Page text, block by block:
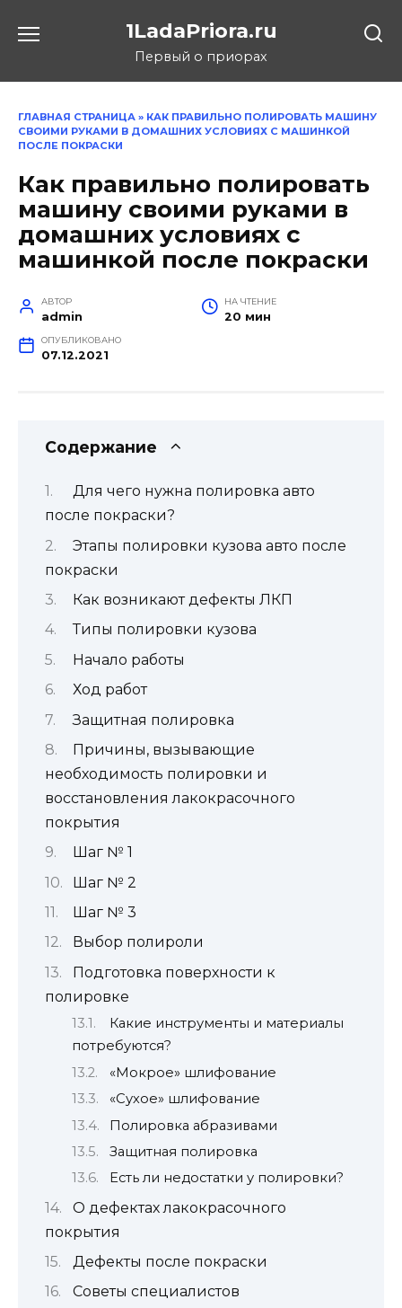
1LadaPriora.ru
Первый о приорах
ГЛАВНАЯ СТРАНИЦА » КАК ПРАВИЛЬНО ПОЛИРОВАТЬ МАШИНУ
СВОИМИ РУКАМИ В ДОМАШНИХ УСЛОВИЯХ С МАШИНКОЙ
ПОСЛЕ ПОКРАСКИ
Как правильно полировать
машину своими руками в
домашних условиях с
машинкой после покраски
АВТОР
admin
НА ЧТЕНИЕ
20 мин
ОПУБЛИКОВАНО
07.12.2021
Содержание
Для чего нужна полировка авто
после покраски?
Этапы полировки кузова авто после
покраски
Как возникают дефекты ЛКП
Типы полировки кузова
Начало работы
Ход работ
Защитная полировка
Причины, вызывающие
необходимость полировки и
восстановления лакокрасочного
покрытия
Шаг № 1
Шаг № 2
Шаг № 3
Выбор полироли
Подготовка поверхности к
полировке
Какие инструменты и материалы
потребуются?
«Мокрое» шлифование
«Сухое» шлифование
Полировка абразивами
Защитная полировка
Есть ли недостатки у полировки?
О дефектах лакокрасочного
покрытия
Дефекты после покраски
Советы специалистов